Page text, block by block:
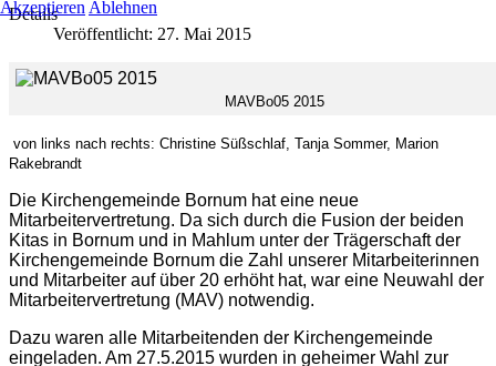
Details
Veröffentlicht: 27. Mai 2015
MAVBo05 2015
von links nach rechts: Christine Süßschlaf, Tanja Sommer, Marion
Rakebrandt
Die Kirchengemeinde Bornum hat eine neue
Mitarbeitervertretung. Da sich durch die Fusion der beiden
Kitas in Bornum und in Mahlum unter der Trägerschaft der
Kirchengemeinde Bornum die Zahl unserer Mitarbeiterinnen
und Mitarbeiter auf über 20 erhöht hat, war eine Neuwahl der
Mitarbeitervertretung (MAV) notwendig.
Dazu waren alle Mitarbeitenden der Kirchengemeinde
eingeladen. Am 27.5.2015 wurden in geheimer Wahl zur
Akzeptieren Ablehnen